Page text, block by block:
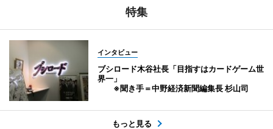
特集
インタビュー
ブシロード木谷社長「目指すはカードゲーム世
界一」
※聞き手＝中野経済新聞編集長 杉山司
もっと見る